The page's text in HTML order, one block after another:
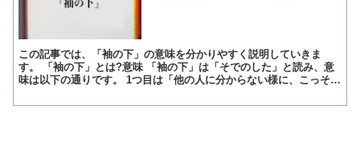
この記事では、「袖の下」の意味を分かりやすく説明していきま
す。 「袖の下」とは?意味 「袖の下」は「そでのした」と読み、意
味は以下の通りです。 1つ目は「他の人に分からない様に、こっそり